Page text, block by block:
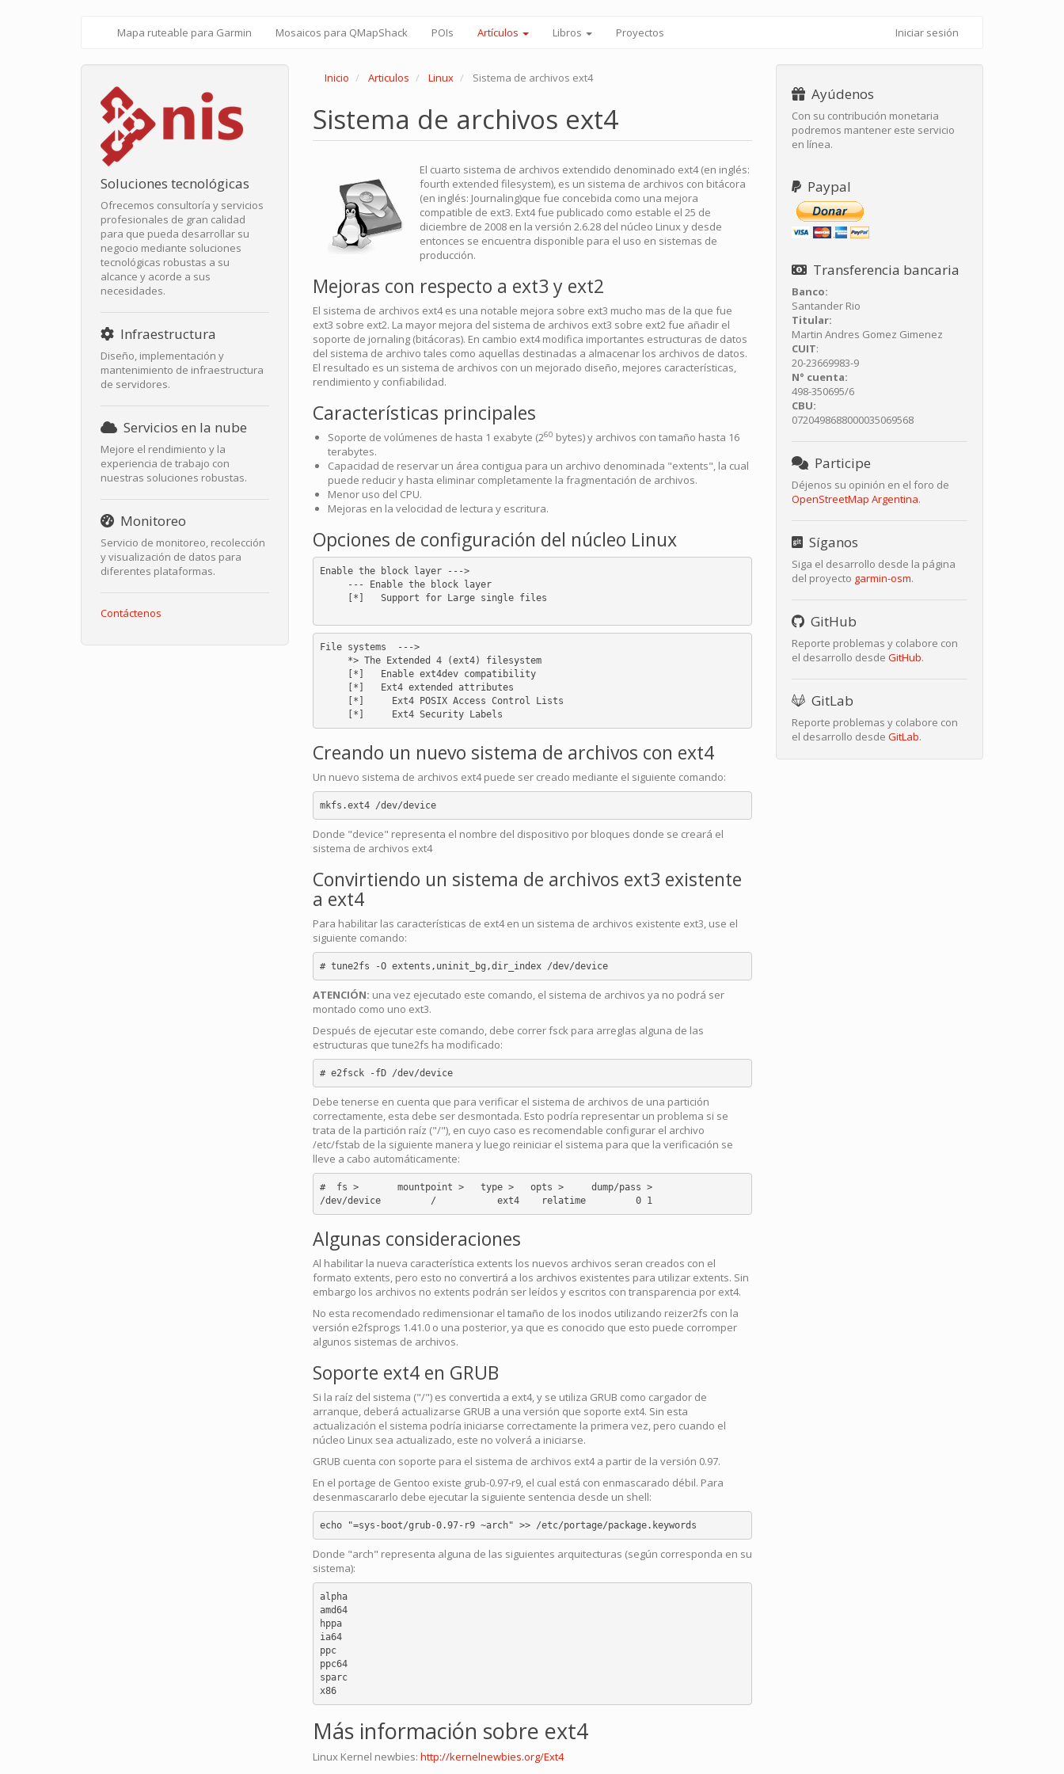
Main
navigation
Mapa ruteable para Garmin Mosaicos para QMapShack POIs Artículos Libros Proyectos
User
account
menu
Iniciar sesión
Soluciones tecnológicas
Ofrecemos consultoría y servicios
profesionales de gran calidad
para que pueda desarrollar su
negocio mediante soluciones
tecnológicas robustas a su
alcance y acorde a sus
necesidades.
Infraestructura
Diseño, implementación y
mantenimiento de infraestructura
de servidores.
Servicios en la nube
Mejore el rendimiento y la
experiencia de trabajo con
nuestras soluciones robustas.
Monitoreo
Servicio de monitoreo, recolección
y visualización de datos para
diferentes plataformas.
Contáctenos
Inicio Articulos Linux Sistema de archivos ext4
Sistema de archivos ext4
El cuarto sistema de archivos extendido denominado ext4 (en inglés:
fourth extended filesystem), es un sistema de archivos con bitácora
(en inglés: Journaling)que fue concebida como una mejora
compatible de ext3. Ext4 fue publicado como estable el 25 de
diciembre de 2008 en la versión 2.6.28 del núcleo Linux y desde
entonces se encuentra disponible para el uso en sistemas de
producción.
Mejoras con respecto a ext3 y ext2
El sistema de archivos ext4 es una notable mejora sobre ext3 mucho mas de la que fue
ext3 sobre ext2. La mayor mejora del sistema de archivos ext3 sobre ext2 fue añadir el
soporte de jornaling (bitácoras). En cambio ext4 modifica importantes estructuras de datos
del sistema de archivo tales como aquellas destinadas a almacenar los archivos de datos.
El resultado es un sistema de archivos con un mejorado diseño, mejores características,
rendimiento y confiabilidad.
Características principales
Soporte de volúmenes de hasta 1 exabyte (260 bytes) y archivos con tamaño hasta 16
terabytes.
Capacidad de reservar un área contigua para un archivo denominada "extents", la cual
puede reducir y hasta eliminar completamente la fragmentación de archivos.
Menor uso del CPU.
Mejoras en la velocidad de lectura y escritura.
Opciones de configuración del núcleo Linux
Enable the block layer --->
     --- Enable the block layer
     [*]   Support for Large single files
File systems  --->
     *> The Extended 4 (ext4) filesystem
     [*]   Enable ext4dev compatibility
     [*]   Ext4 extended attributes
     [*]     Ext4 POSIX Access Control Lists
Creando un nuevo sistema de archivos con ext4
Un nuevo sistema de archivos ext4 puede ser creado mediante el siguiente comando:
Donde "device" representa el nombre del dispositivo por bloques donde se creará el
sistema de archivos ext4
Convirtiendo un sistema de archivos ext3 existente
a ext4
Para habilitar las características de ext4 en un sistema de archivos existente ext3, use el
siguiente comando:
ATENCIÓN: una vez ejecutado este comando, el sistema de archivos ya no podrá ser
montado como uno ext3.
Después de ejecutar este comando, debe correr fsck para arreglas alguna de las
estructuras que tune2fs ha modificado:
Debe tenerse en cuenta que para verificar el sistema de archivos de una partición
correctamente, esta debe ser desmontada. Esto podría representar un problema si se
trata de la partición raíz ("/"), en cuyo caso es recomendable configurar el archivo
/etc/fstab de la siguiente manera y luego reiniciar el sistema para que la verificación se
lleve a cabo automáticamente:
#  fs >       mountpoint >   type >   opts >     dump/pass >
Algunas consideraciones
Al habilitar la nueva característica extents los nuevos archivos seran creados con el
formato extents, pero esto no convertirá a los archivos existentes para utilizar extents. Sin
embargo los archivos no extents podrán ser leídos y escritos con transparencia por ext4.
No esta recomendado redimensionar el tamaño de los inodos utilizando reizer2fs con la
versión e2fsprogs 1.41.0 o una posterior, ya que es conocido que esto puede corromper
algunos sistemas de archivos.
Soporte ext4 en GRUB
Si la raíz del sistema ("/") es convertida a ext4, y se utiliza GRUB como cargador de
arranque, deberá actualizarse GRUB a una versión que soporte ext4. Sin esta
actualización el sistema podría iniciarse correctamente la primera vez, pero cuando el
núcleo Linux sea actualizado, este no volverá a iniciarse.
GRUB cuenta con soporte para el sistema de archivos ext4 a partir de la versión 0.97.
En el portage de Gentoo existe grub-0.97-r9, el cual está con enmascarado débil. Para
desenmascararlo debe ejecutar la siguiente sentencia desde un shell:
Donde "arch" representa alguna de las siguientes arquitecturas (según corresponda en su
sistema):
alpha
amd64
hppa
ia64
ppc
ppc64
sparc
Más información sobre ext4
Linux Kernel newbies: http://kernelnewbies.org/Ext4
Ayúdenos
Con su contribución monetaria
podremos mantener este servicio
en línea.
Paypal
Transferencia bancaria
Banco:
Santander Rio
Titular:
Martin Andres Gomez Gimenez
CUIT:
20-23669983-9
N° cuenta:
498-350695/6
CBU:
0720498688000035069568
Participe
Déjenos su opinión en el foro de
OpenStreetMap Argentina.
Síganos
Siga el desarrollo desde la página
del proyecto garmin-osm.
GitHub
Reporte problemas y colabore con
el desarrollo desde GitHub.
GitLab
Reporte problemas y colabore con
el desarrollo desde GitLab.